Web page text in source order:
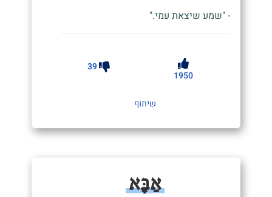
- "שמע שיצאת עמי."
1950
39
שיתוף
אַבָּא